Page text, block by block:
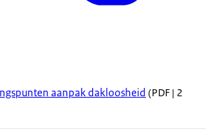
aanpak dakloosheid (PDF | 2